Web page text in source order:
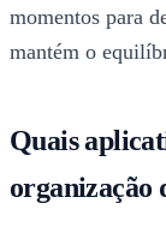
momentos para
mantém o
Quais
organização